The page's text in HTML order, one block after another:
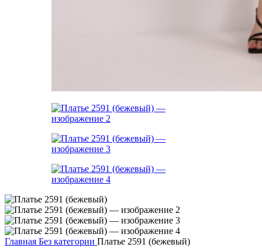
Главная Без категории Платье 2591 (бежевый)